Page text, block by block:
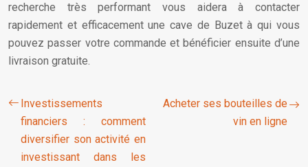
recherche très performant vous aidera à contacter
rapidement et efficacement une cave de Buzet à qui vous
pouvez passer votre commande et bénéficier ensuite d’une
livraison gratuite.
Investissements
financiers : comment
diversifier son activité en
investissant dans les
Acheter ses bouteilles de
vin en ligne